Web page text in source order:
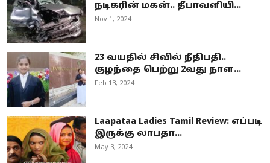
நடிகரின் மகன்.. தீபாவளியி...
Nov 1, 2024
23 வயதில் சிவில் நீதிபதி..
குழந்தை பெற்று 2வது நாள...
Feb 13, 2024
Laapataa Ladies Tamil Review: எப்படி
இருக்கு லாபதா...
May 3, 2024